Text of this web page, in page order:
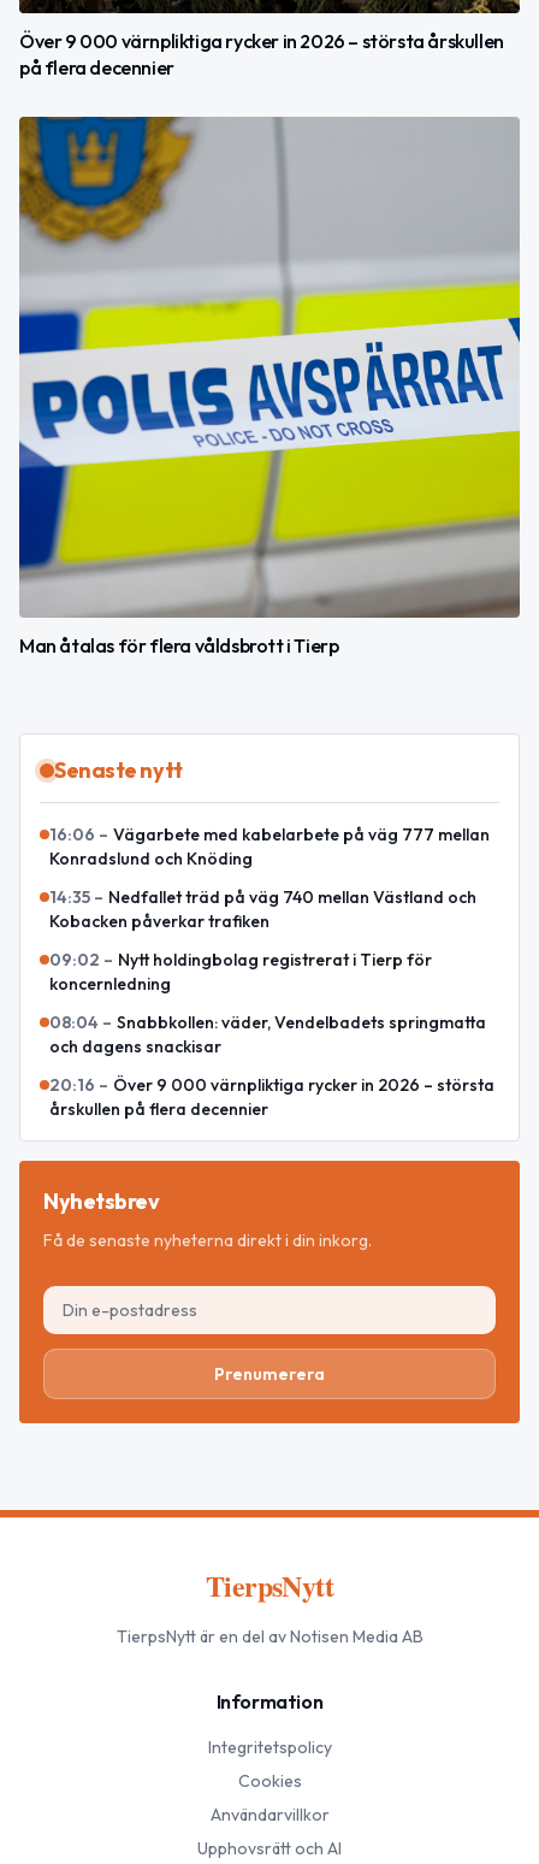
Över 9 000 värnpliktiga rycker in 2026 – största årskullen
på flera decennier
Man åtalas för flera våldsbrott i Tierp
Senaste nytt
16:06 – Vägarbete med kabelarbete på väg 777 mellan
Konradslund och Knöding
14:35 – Nedfallet träd på väg 740 mellan Västland och
Kobacken påverkar trafiken
09:02 – Nytt holdingbolag registrerat i Tierp för
koncernledning
08:04 – Snabbkollen: väder, Vendelbadets springmatta
och dagens snackisar
20:16 – Över 9 000 värnpliktiga rycker in 2026 – största
årskullen på flera decennier
Nyhetsbrev
Få de senaste nyheterna direkt i din inkorg.
Prenumerera
TierpsNytt
TierpsNyttär en del av Notisen Media AB
Information
Integritetspolicy
Cookies
Användarvillkor
Upphovsrätt och AI